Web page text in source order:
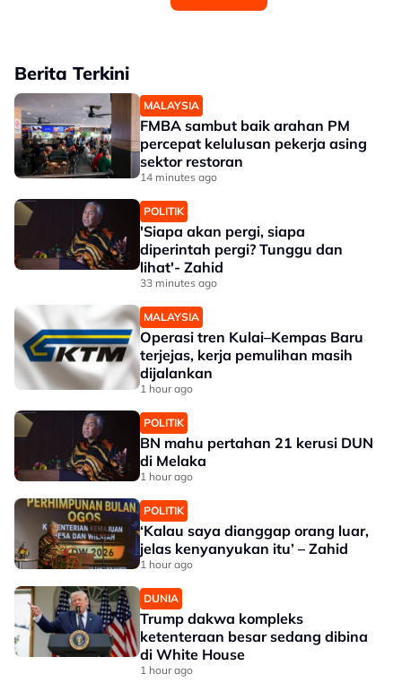
Berita Terkini
MALAYSIA
FMBA sambut baik arahan PM
percepat kelulusan pekerja asing
sektor restoran
14 minutes ago
POLITIK
'Siapa akan pergi, siapa
diperintah pergi? Tunggu dan
lihat'- Zahid
33 minutes ago
MALAYSIA
Operasi tren Kulai–Kempas Baru
terjejas, kerja pemulihan masih
dijalankan
1 hour ago
POLITIK
BN mahu pertahan 21 kerusi DUN
di Melaka
1 hour ago
POLITIK
‘Kalau saya dianggap orang luar,
jelas kenyanyukan itu’ – Zahid
1 hour ago
DUNIA
Trump dakwa kompleks
ketenteraan besar sedang dibina
di White House
1 hour ago